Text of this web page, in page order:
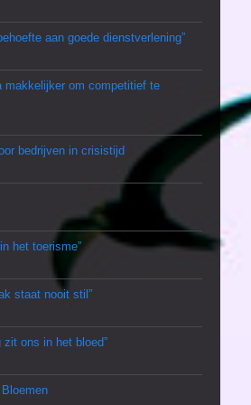
aan goede dienstverlening”
makkelijker om competitief te
bedrijven in crisistijd
het toerisme”
staat nooit stil”
zit ons in het bloed”